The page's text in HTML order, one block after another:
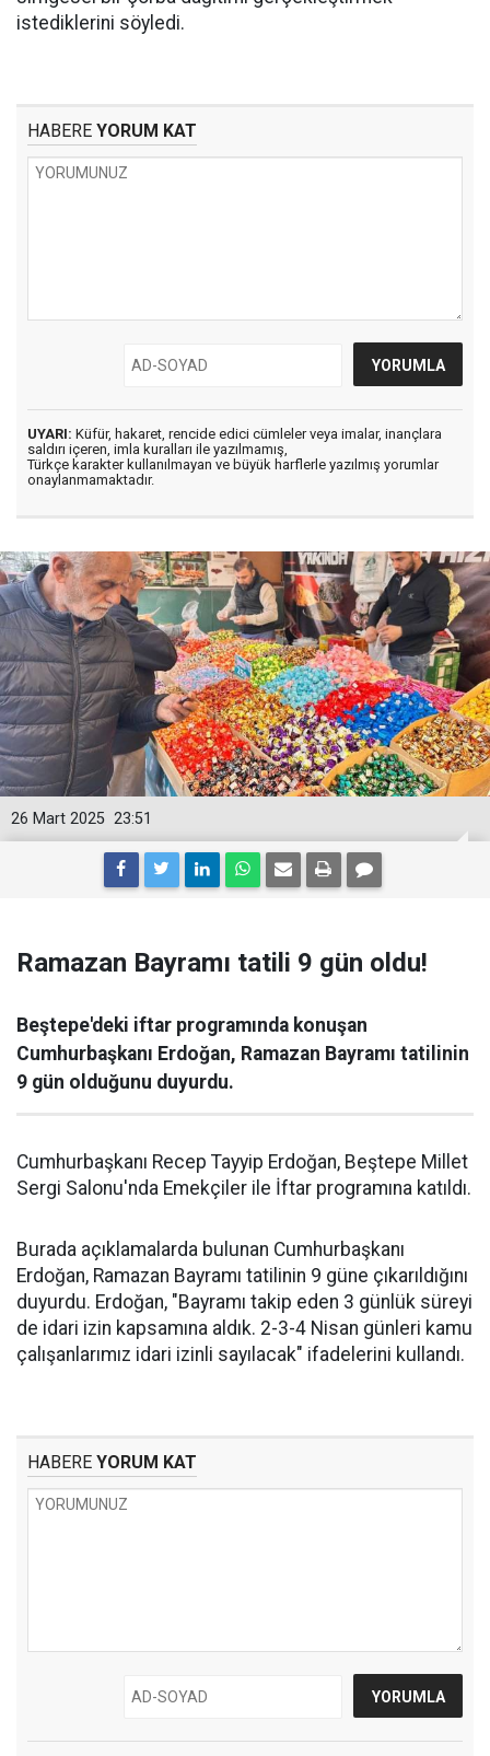
istediklerini söyledi.
HABERE YORUM KAT
UYARI: Küfür, hakaret, rencide edici cümleler veya imalar, inançlara
saldırı içeren, imla kuralları ile yazılmamış,
Türkçe karakter kullanılmayan ve büyük harflerle yazılmış yorumlar
onaylanmamaktadır.
23:51
26 Mart 2025
Ramazan Bayramı tatili 9 gün oldu!
Beştepe'deki iftar programında konuşan
Cumhurbaşkanı Erdoğan, Ramazan Bayramı tatilinin
9 gün olduğunu duyurdu.
Cumhurbaşkanı Recep Tayyip Erdoğan, Beştepe Millet
Sergi Salonu'nda Emekçiler ile İftar programına katıldı.
Burada açıklamalarda bulunan Cumhurbaşkanı
Erdoğan, Ramazan Bayramı tatilinin 9 güne çıkarıldığını
duyurdu. Erdoğan, "Bayramı takip eden 3 günlük süreyi
de idari izin kapsamına aldık. 2-3-4 Nisan günleri kamu
çalışanlarımız idari izinli sayılacak" ifadelerini kullandı.
HABERE YORUM KAT